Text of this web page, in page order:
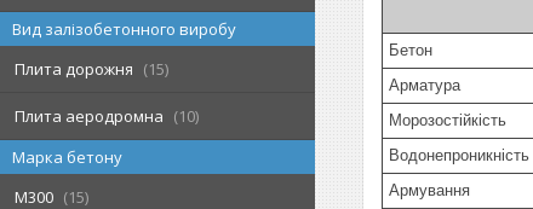
Вид залізобетонного виробу
Плита дорожня
15
Плита аеродромна
10
Марка бетону
М300
15
Бетон
Арматура
Морозостійкість
Водонепроникність
Армування